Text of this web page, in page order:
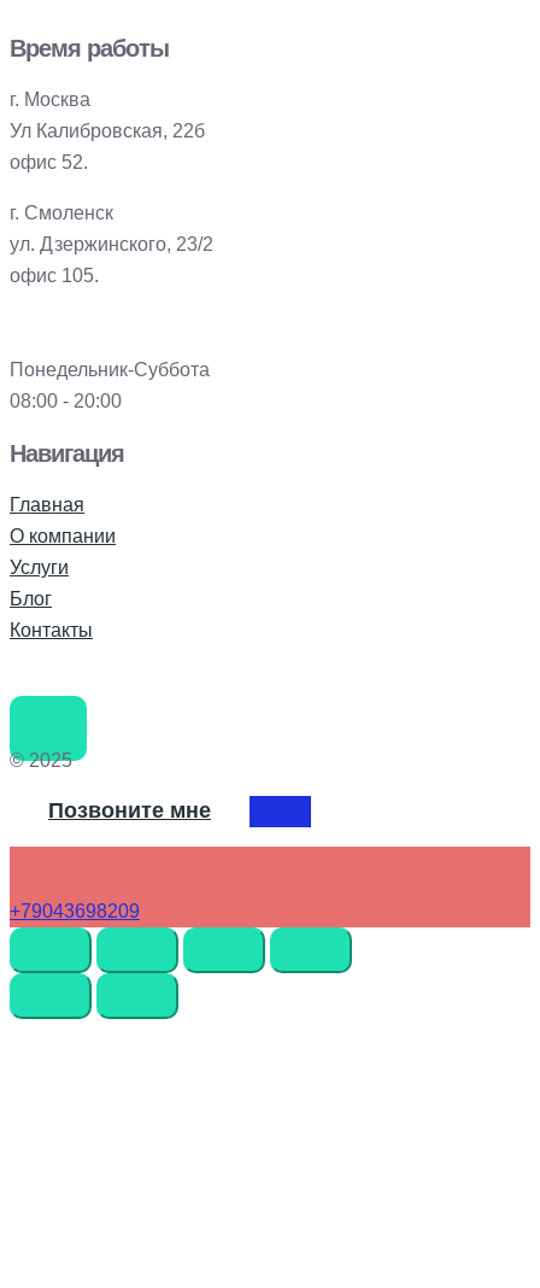
Время работы
г. Москва
Ул Калибровская, 22б
офис 52.
г. Смоленск
ул. Дзержинского, 23/2
офис 105.
Понедельник-Суббота
08:00 - 20:00
Навигация
Главная
О компании
Услуги
Блог
Контакты
© 2025
Позвоните мне
+79043698209